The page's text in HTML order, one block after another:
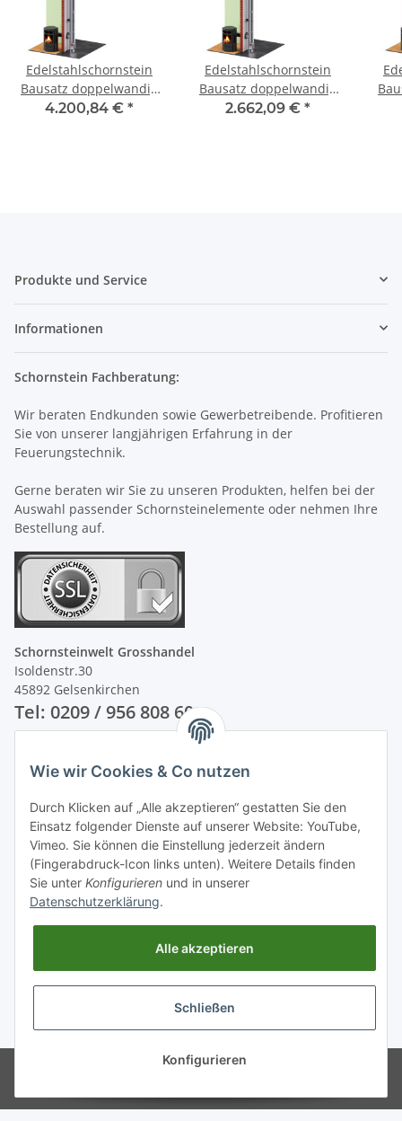
Edelstahlschornstein
Bausatz doppelwandig
9,7 m SWDORO05 DW
4.200,84 € *
Edelstahlschornstein
Bausatz doppelwandig
6,2 m SWDORO05 DW2.662,09 € *
Produkte und Service
Informationen
Schornstein Fachberatung:
Wir beraten Endkunden sowie Gewerbetreibende. Profitieren
Sie von unserer langjährigen Erfahrung in der
Feuerungstechnik.
Gerne beraten wir Sie zu unseren Produkten, helfen bei der
Auswahl passender Schornsteinelemente oder nehmen Ihre
Bestellung auf.
Schornsteinwelt Grosshandel
Isoldenstr.30
45892 Gelsenkirchen
Tel: 0209 / 956 808 60
Unsere Zahlungsarten
Wie wir Cookies & Co nutzen
Durch Klicken auf „Alle akzeptieren“ gestatten Sie den
Einsatz folgender Dienste auf unserer Website: YouTube,
Vimeo. Sie können die Einstellung jederzeit ändern
(Fingerabdruck-Icon links unten). Weitere Details finden
Sie unter Konfigurieren und in unserer
Datenschutzerklärung.
Alle akzeptieren
Schließen
Konfigurieren